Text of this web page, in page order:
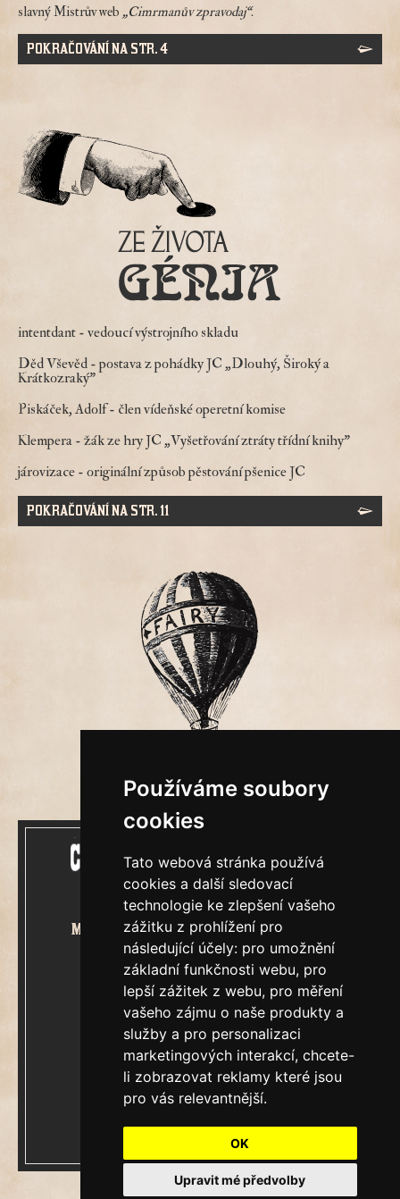
Používáme soubory
cookies
Tato webová stránka používá
cookies a další sledovací
technologie ke zlepšení vašeho
zážitku z prohlížení pro
následující účely: pro umožnění
základní funkčnosti webu, pro
lepší zážitek z webu, pro měření
vašeho zájmu o naše produkty a
služby a pro personalizaci
marketingových interakcí, chcete-
li zobrazovat reklamy které jsou
pro vás relevantnější.
OK
Upravit mé předvolby
slavný Mistrův web „Cimrmanův zpravodaj“.
POKRAČOVÁNÍ NA STR. 4
intentdant - vedoucí výstrojního skladu
Děd Vševěd - postava z pohádky JC „Dlouhý, Široký a
Krátkozraký"
Piskáček, Adolf- člen vídeňské operetní komise
Klempera - žák ze hry JC „Vyšetřování ztráty třídní knihy"
járovizace - originální způsob pěstování pšenice JC
POKRAČOVÁNÍ NA STR. 11
Mecenášem Cimrmanova Zpravodaje
je společnost
&Restaurátorský tým
Ročník XXIII.
V Praze, čtvrtek 6.srpen 2026
Číslo 7861.
Update cookies preferences